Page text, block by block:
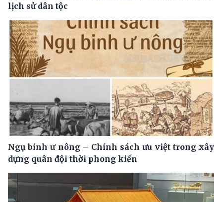
lịch sử dân tộc
Ngụ binh ư nông – Chính sách ưu việt trong xây
dựng quân đội thời phong kiến